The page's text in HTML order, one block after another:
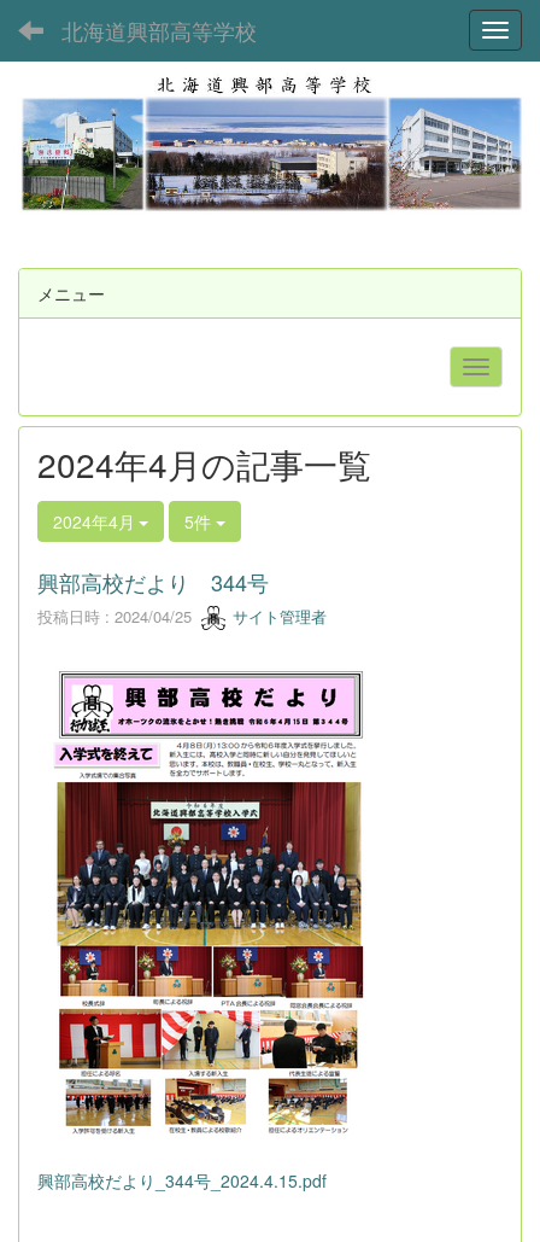
北海道興部高等学校
メニュー
2024年4月の記事一覧
2024年4月 5件
興部高校だより 344号
投稿日時 : 2024/04/25 サイト管理者
興部高校だより_344号_2024.4.15.pdf